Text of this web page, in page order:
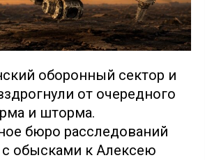
оборонный сектор и
от очередного
и шторма.
бюро расследований
обысками к Алексею